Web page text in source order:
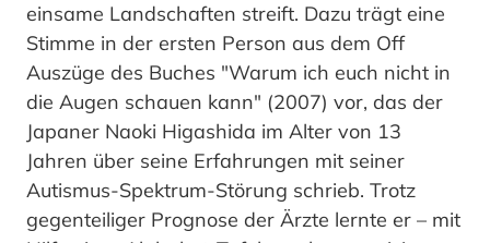
einsame Landschaften streift. Dazu trägt eine
Stimme in der ersten Person aus dem Off
Auszüge des Buches "Warum ich euch nicht in
die Augen schauen kann" (2007) vor, das der
Japaner Naoki Higashida im Alter von 13
Jahren über seine Erfahrungen mit seiner
Autismus-Spektrum-Störung schrieb. Trotz
gegenteiliger Prognose der Ärzte lernte er – mit